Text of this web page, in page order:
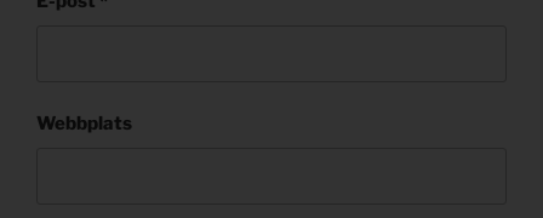
Webbplats